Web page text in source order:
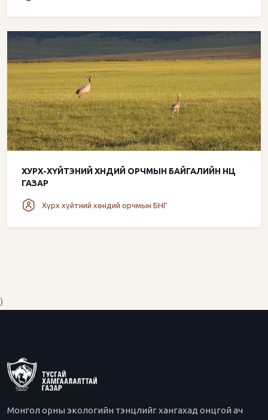
ХУРХ-ХҮЙТЭНИЙ ХӨНДИЙ ОРЧМЫН БАЙГАЛИЙН НӨӨЦ
ГАЗАР
Хүрх хүйтний хөндий орчмын БНГ
)
Монгол орны экологийн тэнцлийг хангахад онцгой ач